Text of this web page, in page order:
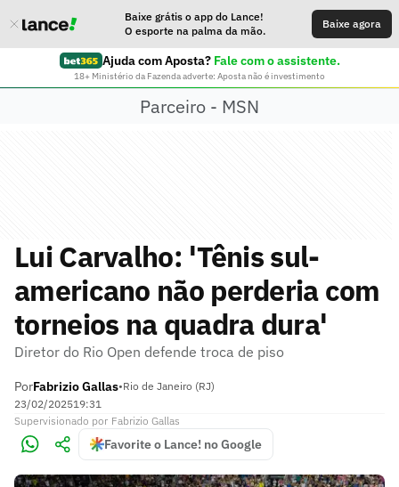
Baixe grátis o app do Lance!
O esporte na palma da mão.
Baixe agora
Ajuda com Aposta? Fale com o assistente.
18+ Ministério da Fazenda adverte: Aposta não é investimento
Parceiro - MSN
Lui Carvalho: 'Tênis sul-
americano não perderia com
torneios na quadra dura'
Diretor do Rio Open defende troca de piso
PorFabrizio Gallas•Rio de Janeiro (RJ)
23/02/202519:31
Supervisionado por Fabrizio Gallas
Favorite o Lance! no Google